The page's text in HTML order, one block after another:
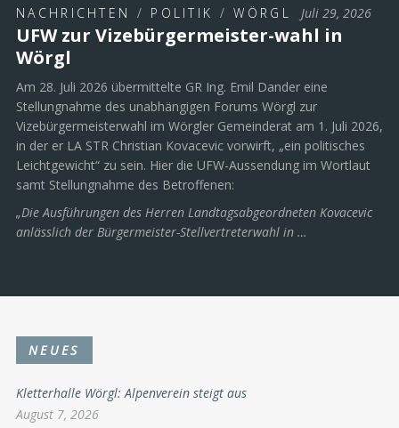
NACHRICHTEN / POLITIK /WÖRGL Juli 29, 2026
UFW zur Vizebürgermeister-wahl in
Wörgl
Am 28. Juli 2026 übermittelte GR Ing. Emil Dander eine
Stellungnahme des unabhängigen Forums Wörgl zur
Vizebürgermeisterwahl im Wörgler Gemeinderat am 1. Juli 2026,
in der er LA STR Christian Kovacevic vorwirft, „ein politisches
Leichtgewicht“ zu sein. Hier die UFW-Aussendung im Wortlaut
samt Stellungnahme des Betroffenen:
„Die Ausführungen des Herren Landtagsabgeordneten Kovacevic
anlässlich der Bürgermeister-Stellvertreterwahl in …
NEUES
Kletterhalle Wörgl: Alpenverein steigt aus
August 7, 2026